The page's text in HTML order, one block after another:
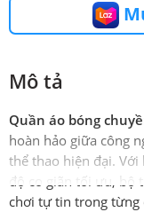
Mô tả
Quần áo bóng
hoàn hảo giữa công
thể thao hiện đại.
độ co giãn tối ưu, bộ
chơi tự tin trong từng